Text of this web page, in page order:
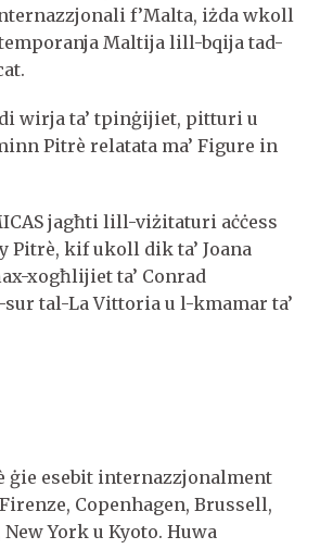
f’Malta, iżda wkoll
Maltija lill-bqija tad-
wirja ta’ tpinġijiet, pitturi u
Pitrè relatata ma’ Figure in
jagħti lill-viżitaturi aċċess
Pitrè, kif ukoll dik ta’ Joana
xogħlijiet ta’ Conrad
tal-La Vittoria u l-kmamar ta’
ġie esebit internazzjonalment
Copenhagen, Brussell,
York u Kyoto. Huwa